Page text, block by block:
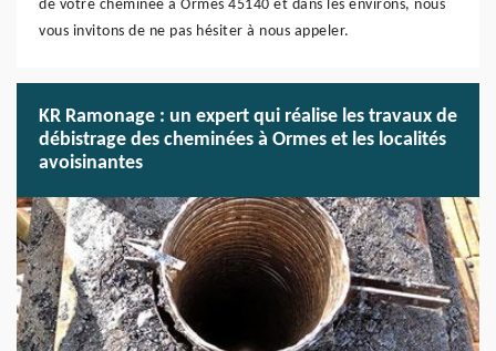
de votre cheminée à Ormes 45140 et dans les environs, nous
vous invitons de ne pas hésiter à nous appeler.
KR Ramonage : un expert qui réalise les travaux de
débistrage des cheminées à Ormes et les localités
avoisinantes